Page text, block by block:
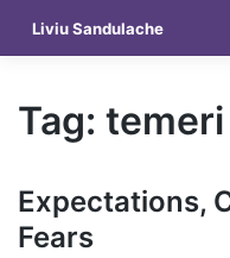
content
Liviu Sandulache
Tag: temeri
Expectations,
Fears